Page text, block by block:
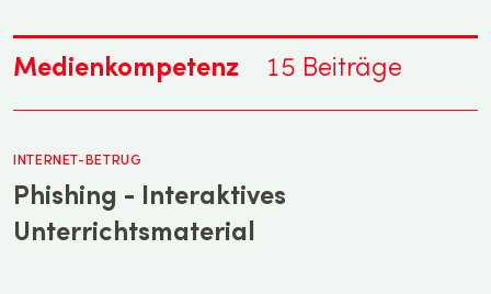
Medienkompetenz 15 Beiträge
INTERNET-BETRUG
Phishing - Interaktives
Unterrichtsmaterial